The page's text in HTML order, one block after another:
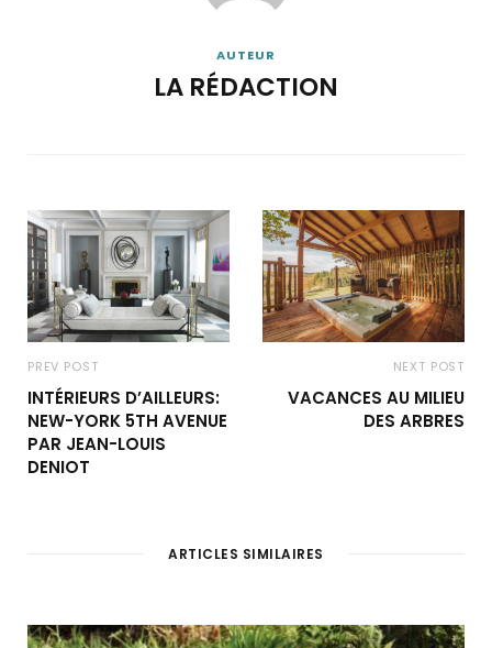
AUTEUR
LA RÉDACTION
PREV POST
INTÉRIEURS D’AILLEURS:
NEW-YORK 5TH AVENUE
PAR JEAN-LOUIS
DENIOT
NEXT POST
VACANCES AU MILIEU
DES ARBRES
ARTICLES SIMILAIRES